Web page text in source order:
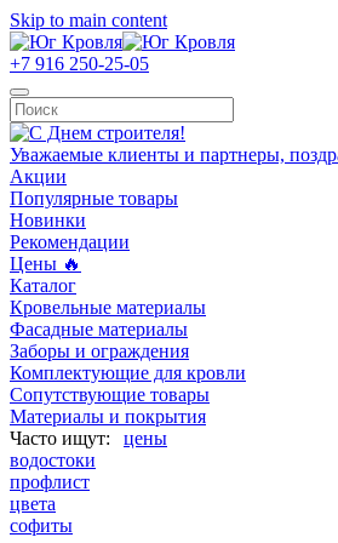
Skip to main content
+7 916 250-25-05
Уважаемые клиенты и партнеры,
Акции
Популярные товары
Новинки
Рекомендации
Цены 🔥
Каталог
Кровельные материалы
Фасадные материалы
Заборы и ограждения
Комплектующие для кровли
Сопутствующие товары
Материалы и покрытия
цены
водостоки
профлист
цвета
софиты